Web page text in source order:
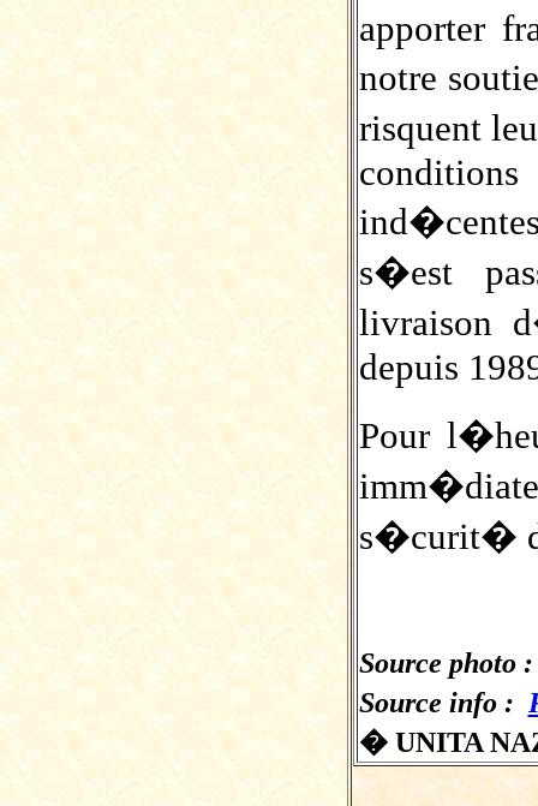
apporter
notre
risquent
s�est
livraison
depuis
Pour
s�curit�
Source photo
Source info :
� UNITA